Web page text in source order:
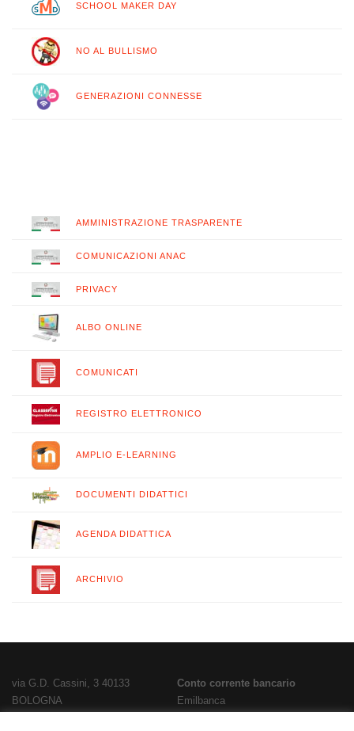
SCHOOL MAKER DAY
NO AL BULLISMO
GENERAZIONI CONNESSE
AMMINISTRAZIONE TRASPARENTE
COMUNICAZIONI ANAC
PRIVACY
ALBO ONLINE
COMUNICATI
REGISTRO ELETTRONICO
AMPLIO E-LEARNING
DOCUMENTI DIDATTICI
AGENDA DIDATTICA
ARCHIVIO
via G.D. Cassini, 3 40133
BOLOGNA
Conto corrente bancario
Emilbanca